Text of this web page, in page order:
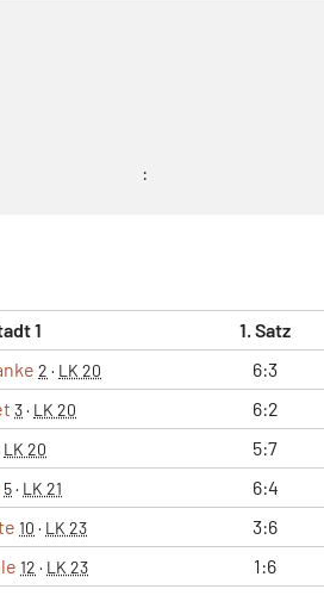
:
1 1. Satz
2 · LK 20 6:3
3· LK 20 6:2
LK 20 5:7
5· LK 21 6:4
10 · LK 23 3:6
12 · LK 23 1:6